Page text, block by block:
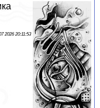
2026 20:11:53